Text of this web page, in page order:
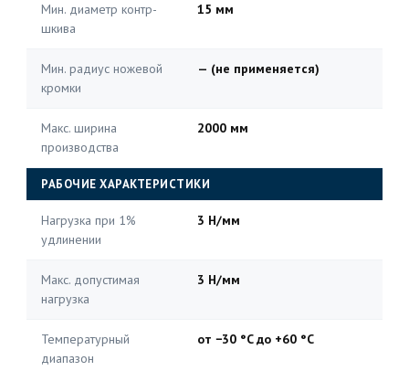
Мин. диаметр контр-
шкива
15 мм
Мин. радиус ножевой
кромки
— (не применяется)
Макс. ширина
производства
2000 мм
РАБОЧИЕ ХАРАКТЕРИСТИКИ
Нагрузка при 1%
удлинении
3 Н/мм
Макс. допустимая
нагрузка
3 Н/мм
Температурный
диапазон
от −30 °C до +60 °C